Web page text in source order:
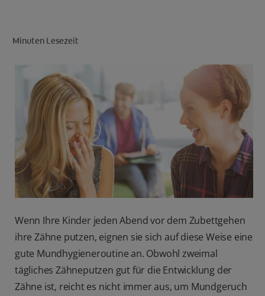
CH (DE)
Minuten Lesezeit
Wenn Ihre Kinder jeden Abend vor dem Zubettgehen
ihre Zähne putzen, eignen sie sich auf diese Weise eine
gute Mundhygieneroutine an. Obwohl zweimal
tägliches Zähneputzen gut für die Entwicklung der
Zähne ist, reicht es nicht immer aus, um Mundgeruch